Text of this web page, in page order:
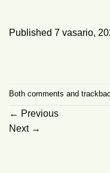
Published 7 vasario,
Both comments and
← Previous
Next →